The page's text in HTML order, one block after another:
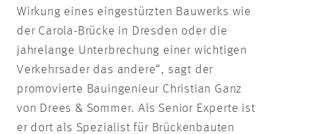
Wirkung eines eingestürzten Bauwerks wie
der Carola-Brücke in Dresden oder die
jahrelange Unterbrechung einer wichtigen
Verkehrsader das andere“, sagt der
promovierte Bauingenieur Christian Ganz
von Drees & Sommer. Als Senior Experte ist
er dort als Spezialist für Brückenbauten